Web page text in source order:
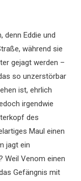
denn Eddie und
während sie
gejagt werden –
so unzerstörbar
ist, ehrlich
irgendwie
des
Maul einen
jagt ein
Weil Venom einen
Gefängnis mit